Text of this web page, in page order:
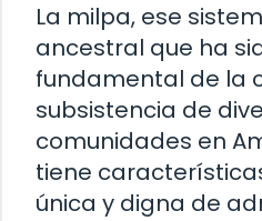
La milpa, ese
ancestral que ha
fundamental de la
subsistencia de
comunidades en
tiene
única y digna de